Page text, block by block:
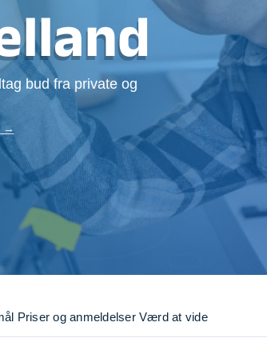
Rengøring
Træfældning
TV installation og opsætning
Vinduespudsning
bud fra private og
→
Priser og anmeldelser Værd at vide